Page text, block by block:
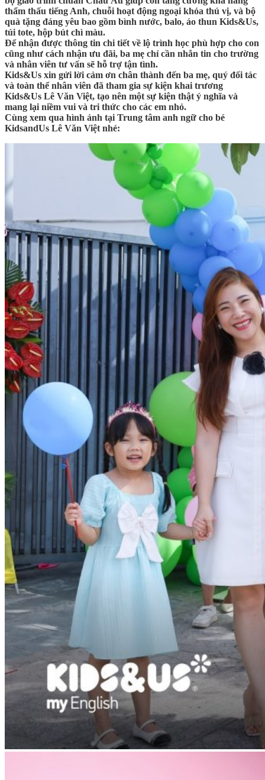
thẩm thấu tiếng Anh, chuỗi hoạt động ngoại khóa thú vị, và bộ
quà tặng đáng yêu bao gồm bình nước, balo, áo thun Kids&Us,
túi tote, hộp bút chì màu.
Để nhận được thông tin chi tiết về lộ trình học phù hợp cho con
cũng như cách nhận ưu đãi, ba mẹ chỉ cần nhắn tin cho trường
và nhân viên tư vấn sẽ hỗ trợ tận tình.
Kids&Us xin gửi lời cảm ơn chân thành đến ba mẹ, quý đối tác
và toàn thể nhân viên đã tham gia sự kiện khai trương
Kids&Us Lê Văn Việt, tạo nên một sự kiện thật ý nghĩa và
mang lại niềm vui và tri thức cho các em nhỏ.
Cùng xem qua hình ảnh tại Trung tâm anh ngữ cho bé
KidsandUs Lê Văn Việt nhé: